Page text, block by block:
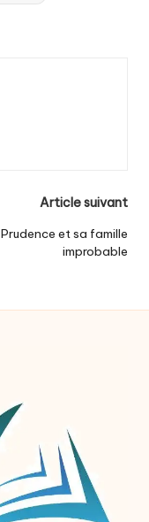
Article suivant
Prudence et sa famille
improbable